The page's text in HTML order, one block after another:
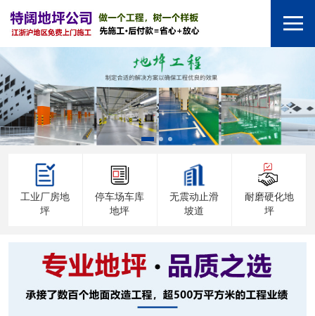
工业厂房地
坪
停车场车库
地坪
无震动止滑
坡道
耐磨硬化地
坪